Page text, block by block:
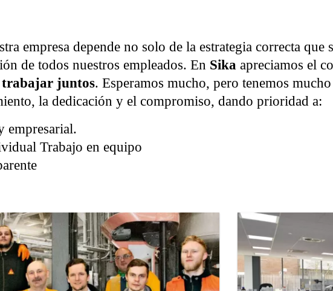
empresa depende no solo de la estrategia correcta
de todos nuestros empleados. En Sika apreciamos el
trabajar juntos. Esperamos mucho, pero tenemos
la dedicación y el compromiso, dando prioridad a:
empresarial.
Trabajo en equipo